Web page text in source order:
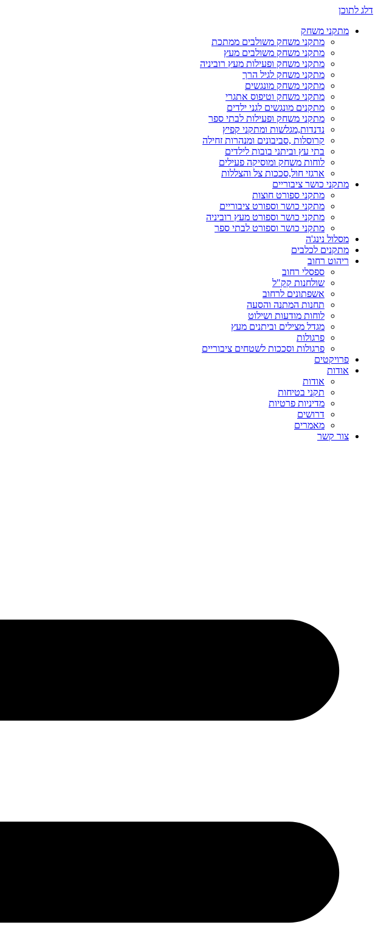
דלג לתוכן
מתקני משחק
מתקני משחק משולבים ממתכת
מתקני משחק משולבים מעץ
מתקני משחק ופעילות מעץ רוביניה
מתקני משחק לגיל הרך
מתקני משחק מונגשים
מתקני משחק וטיפוס אתגרי
מתקנים מונגשים לגני ילדים
מתקני משחק ופעילות לבתי ספר
נדנדות,מגלשות ומתקני קפיץ
קרוסלות ,סביבונים ומנהרות זחילה
בתי עץ וביתני בובות לילדים
לוחות משחק ומוסיקה פעילים
ארגזי חול,סככות צל והצללות
מתקני כושר ציבוריים
מתקני ספורט חוצות
מתקני כושר וספורט ציבוריים
מתקני כושר וספורט מעץ רוביניה
מתקני כושר וספורט לבתי ספר
מסלול נינג'ה
מתקנים לכלבים
ריהוט רחוב
ספסלי רחוב
שולחנות קק"ל
אשפתונים לרחוב
תחנות המתנה והסעה
לוחות מודעות ושילוט
מגדל מצילים וביתנים מעץ
פרגולות
פרגולות וסככות לשטחים ציבוריים
פרויקטים
אודות
אודות
תקני בטיחות
מדיניות פרטיות
דרושים
מאמרים
צור קשר